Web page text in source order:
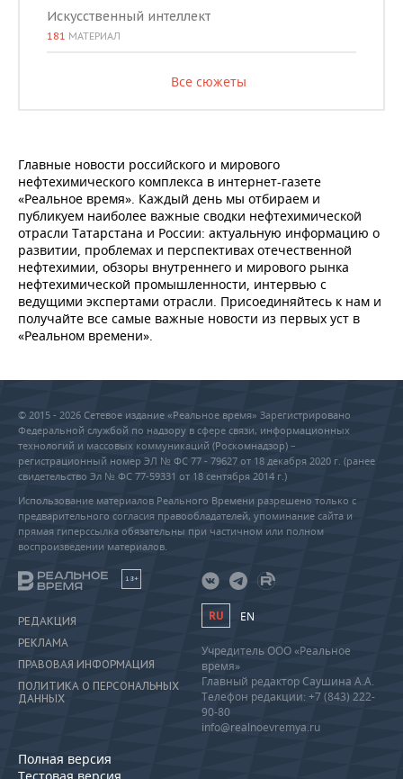
Искусственный интеллект
181 МАТЕРИАЛ
Все сюжеты
Главные новости российского и мирового
нефтехимического комплекса в интернет-газете
«Реальное время». Каждый день мы отбираем и
публикуем наиболее важные сводки нефтехимической
отрасли Татарстана и России: актуальную информацию о
развитии, проблемах и перспективах отечественной
нефтехимии, обзоры внутреннего и мирового рынка
нефтехимической промышленности, интервью с
ведущими экспертами отрасли. Присоединяйтесь к нам и
получайте все самые важные новости из первых уст в
«Реальном времени».
© 2015 - 2026 Сетевое издание «Реальное время» Зарегистрировано
Федеральной службой по надзору в сфере связи, информационных
технологий и массовых коммуникаций (Роскомнадзор) –
регистрационный номер ЭЛ № ФС 77 - 79627 от 18 декабря 2020 г. (ранее
свидетельство Эл № ФС 77-59331 от 18 сентября 2014 г.)
Использование материалов Реального Времени разрешено только с
предварительного согласия правообладателей, упоминание сайта и
прямая гиперссылка обязательны при частичном или полном
воспроизведении материалов.
18+
РЕДАКЦИЯ
РЕКЛАМА
ПРАВОВАЯ ИНФОРМАЦИЯ
ПОЛИТИКА О ПЕРСОНАЛЬНЫХ
ДАННЫХ
Полная версия
RU EN
Учредитель ООО «Реальное
время»
Главный редактор Саушина А.А.
Телефон редакции: +7 (843) 222-
90-80
info@realnoevremya.ru